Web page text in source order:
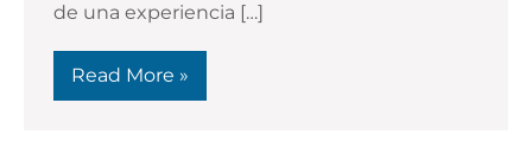
de una experiencia […]
Read More »